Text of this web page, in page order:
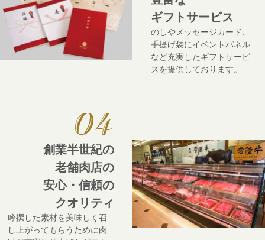
ギフトサービス
のしやメッセージカード、
手提げ袋にイベントパネル
など充実したギフトサービ
スを提供しております。
創業半世紀の
老舗肉店の
安心・信頼の
クオリティ
吟撰した素材を美味しく召
し上がってもらうために肉